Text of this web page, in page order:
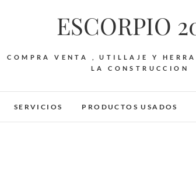
ESCORPIO
COMPRA VENTA , UTILLAJE Y
LA CONSTRUCCION
SERVICIOS PRODUCTOS USADOS